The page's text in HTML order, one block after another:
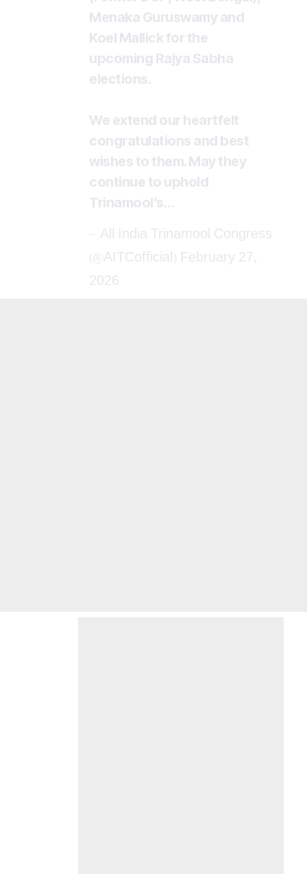
Menaka Guruswamy and
Koel Mallick for the
upcoming Rajya Sabha
elections.
We extend our heartfelt
congratulations and best
wishes to them. May they
continue to uphold
Trinamool’s…
— All India Trinamool Congress
(@AITCofficial) February 27,
2026